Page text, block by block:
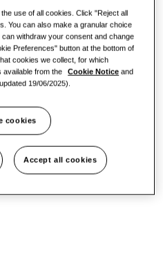
use of all cookies. Click "Reject all
You can also make a granular choice
withdraw your consent and change
Preferences" button at the bottom of
cookies we collect, for which
available from the
Cookie Notice and
19/06/2025).
cookies
Accept all cookies